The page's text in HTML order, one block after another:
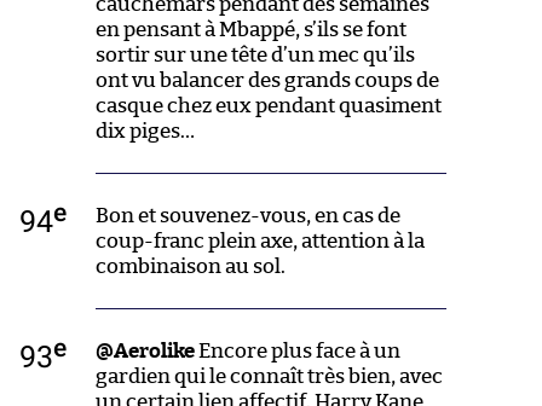
en pensant à Mbappé, s’ils se font
sortir sur une tête d’un mec qu’ils
ont vu balancer des grands coups de
casque chez eux pendant quasiment
dix piges…
94e
Bon et souvenez-vous, en cas de
coup-franc plein axe, attention à la
combinaison au sol.
93e @AerolikeEncore plus face à un
gardien qui le connaît très bien, avec
un certain lien affectif. Harry Kane